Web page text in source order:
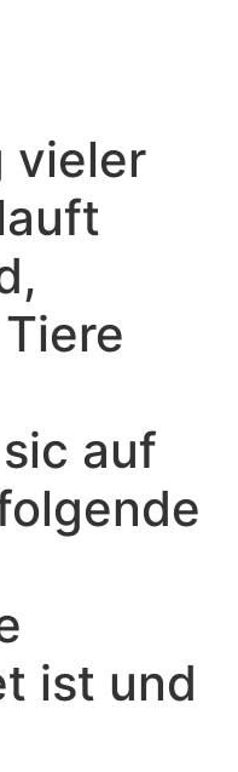
vieler
auf
ist und